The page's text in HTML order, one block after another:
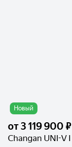
Новый
от3 119 900 ₽
Changan UNI-V I